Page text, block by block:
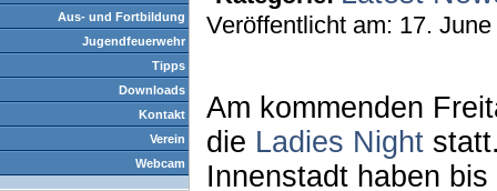
Aus- und Fortbildung
Jugendfeuerwehr
Tipps
Downloads
Kontakt
Verein
Webcam
Veröffentlicht am: 17.
Am kommenden
die Ladies Night
Innenstadt haben